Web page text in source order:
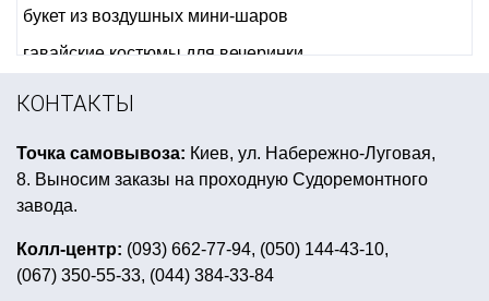
букет из воздушных мини-шаров
гавайские костюмы для вечеринки
вечеринка в стиле розовый фламинго
свечи на торт буквы
костюм деда мороза купить
перьевые веера купить
красивая валентинка хоррор вечеринка
КОНТАКТЫ
Точка самовывоза: Киев, ул. Набережно-Луговая,
8. Выносим заказы на проходную Судоремонтного
завода.
Колл-центр: (093) 662-77-94, (050) 144-43-10,
(067) 350-55-33, (044) 384-33-84